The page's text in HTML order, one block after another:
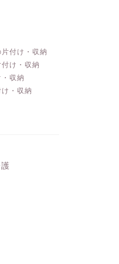
付け・収納
け・収納
収納
・収納